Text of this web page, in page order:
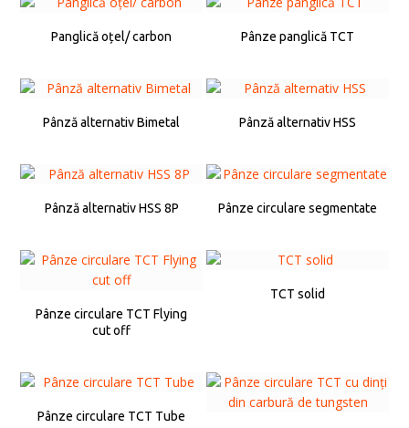
Panglică oțel/ carbon Pânze panglică TCT
Pânză alternativ Bimetal Pânză alternativ HSS
Pânză alternativ HSS 8P Pânze circulare segmentate
Pânze circulare TCT Flying
cut off
TCT solid
Pânze circulare TCT Tube